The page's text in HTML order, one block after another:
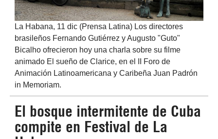
La Habana, 11 dic (Prensa Latina) Los directores
brasileños Fernando Gutiérrez y Augusto "Guto"
Bicalho ofrecieron hoy una charla sobre su filme
animado El sueño de Clarice, en el II Foro de
Animación Latinoamericana y Caribeña Juan Padrón
in Memoriam.
El bosque intermitente de Cuba
compite en Festival de La